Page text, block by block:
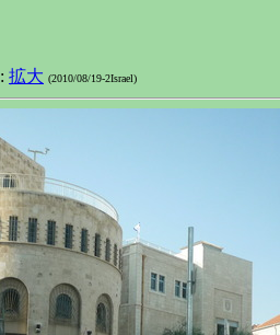
: 拡大 (2010/08/19-2Israel)